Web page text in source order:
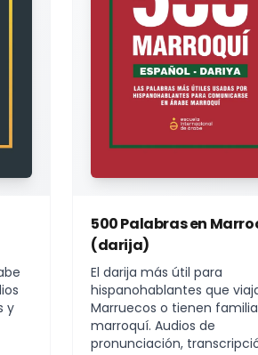
y
500 Palabras en
(darija)
El darija más útil para
hispanohablantes que
Marruecos o tienen familia
marroquí. Audios de
pronunciación,